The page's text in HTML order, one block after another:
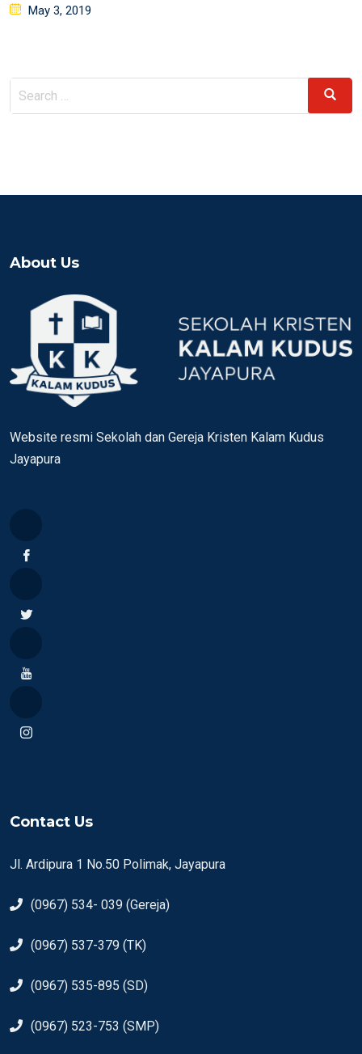
Posted
May 3, 2019
Search
Search
About Us
Website resmi Sekolah dan Gereja Kristen Kalam Kudus
Jayapura
Contact Us
Jl. Ardipura 1 No.50 Polimak, Jayapura
(0967) 534- 039 (Gereja)
(0967) 537-379 (TK)
(0967) 535-895 (SD)
(0967) 523-753 (SMP)